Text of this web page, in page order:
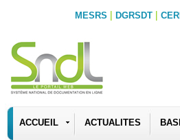
MESRS | DGRSDT |
ACCUEIL ACTUALITES